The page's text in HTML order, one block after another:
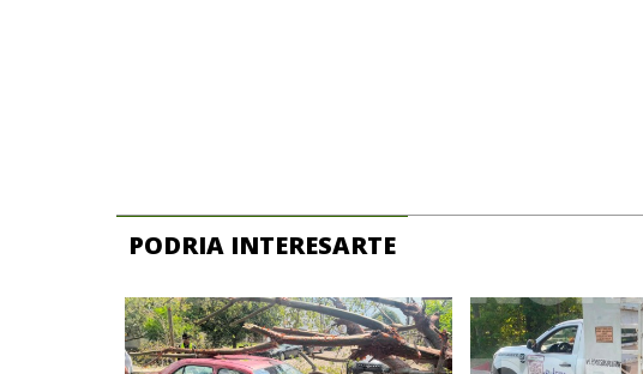
PODRIA INTERESARTE